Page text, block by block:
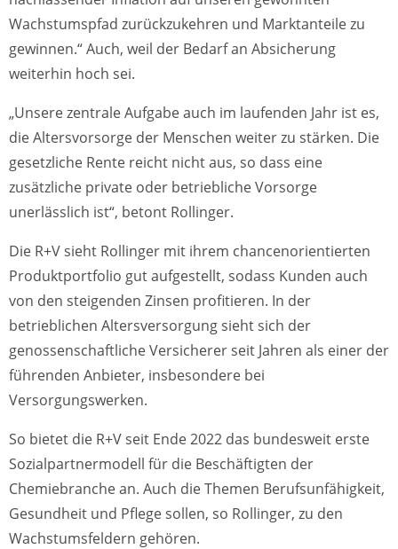
Wachstumspfad zurückzukehren und Marktanteile zu
gewinnen.“ Auch, weil der Bedarf an Absicherung
weiterhin hoch sei.
„Unsere zentrale Aufgabe auch im laufenden Jahr ist es,
die Altersvorsorge der Menschen weiter zu stärken. Die
gesetzliche Rente reicht nicht aus, so dass eine
zusätzliche private oder betriebliche Vorsorge
unerlässlich ist“, betont Rollinger.
Die R+V sieht Rollinger mit ihrem chancenorientierten
Produktportfolio gut aufgestellt, sodass Kunden auch
von den steigenden Zinsen profitieren. In der
betrieblichen Altersversorgung sieht sich der
genossenschaftliche Versicherer seit Jahren als einer der
führenden Anbieter, insbesondere bei
Versorgungswerken.
So bietet die R+V seit Ende 2022 das bundesweit erste
Sozialpartnermodell für die Beschäftigten der
Chemiebranche an. Auch die Themen Berufsunfähigkeit,
Gesundheit und Pflege sollen, so Rollinger, zu den
Wachstumsfeldern gehören.